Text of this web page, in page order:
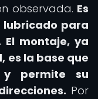
observada. Es
lubricado para
El montaje, ya
es la base que
permite su
Por